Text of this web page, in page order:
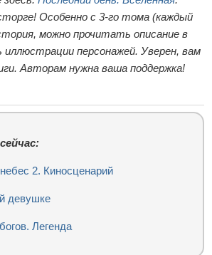
Особенно с 3-го тома (каждый
можно прочитать описание в
персонажей. Уверен, вам
Авторам нужна ваша поддержка!
2. Киносценарий
девушке
Легенда